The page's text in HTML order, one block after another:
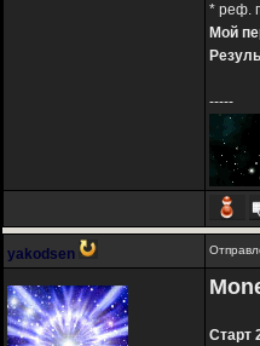
* реф.
Мой
-----
yakodsen
Старт